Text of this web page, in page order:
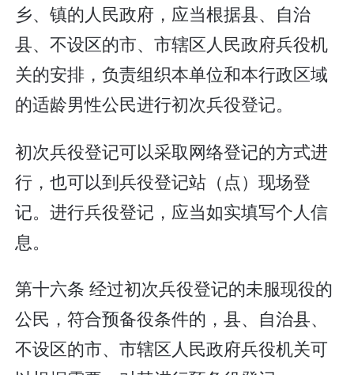
乡、镇的人民政府，应当根据县、自治
县、不设区的市、市辖区人民政府兵役机
关的安排，负责组织本单位和本行政区域
的适龄男性公民进行初次兵役登记。
初次兵役登记可以采取网络登记的方式进
行，也可以到兵役登记站（点）现场登
记。进行兵役登记，应当如实填写个人信
息。
第十六条 经过初次兵役登记的未服现役的
公民，符合预备役条件的，县、自治县、
不设区的市、市辖区人民政府兵役机关可